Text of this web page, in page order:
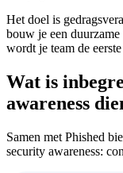
Het doel is
bouw je een
wordt je team de
Wat is
awareness
Samen met Phished
security awareness: